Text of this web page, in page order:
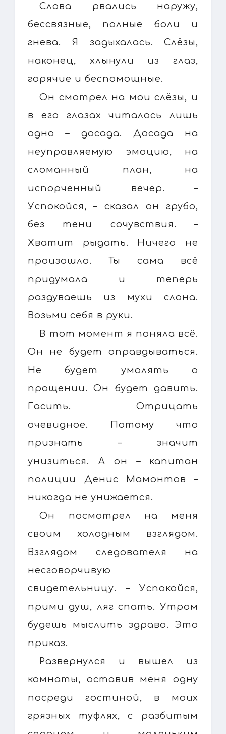
Слова рвались наружу,
бессвязные, полные боли и
гнева. Я задыхалась. Слёзы,
наконец, хлынули из глаз,
горячие и беспомощные.
Он смотрел на мои слёзы, и
в его глазах читалось лишь
одно – досада. Досада на
неуправляемую эмоцию, на
сломанный план, на
испорченный вечер. –
Успокойся, – сказал он грубо,
без тени сочувствия. –
Хватит рыдать. Ничего не
произошло. Ты сама всё
придумала и теперь
раздуваешь из мухи слона.
Возьми себя в руки.
В тот момент я поняла всё.
Он не будет оправдываться.
Не будет умолять о
прощении. Он будет давить.
Гасить. Отрицать
очевидное. Потому что
признать – значит
унизиться. А он – капитан
полиции Денис Мамонтов –
никогда не унижается.
Он посмотрел на меня
своим холодным взглядом.
Взглядом следователя на
несговорчивую
свидетельницу. – Успокойся,
прими душ, ляг спать. Утром
будешь мыслить здраво. Это
приказ.
Развернулся и вышел из
комнаты, оставив меня одну
посреди гостиной, в моих
грязных туфлях, с разбитым